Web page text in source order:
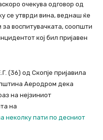
очекува одговор од
се утврди вина, веднаш ќе
воспитувачката, соопшти
кој бил пријавен
(36) од Скопје пријавила
Аеродром дека
на нејзиниот
на
неколку пати по десниот